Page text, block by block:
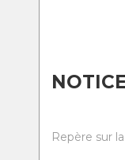
Repère sur